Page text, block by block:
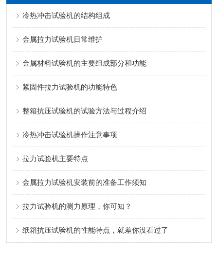
冷热冲击试验机的结构组成
金属拉力试验机日常维护
金属材料试验机的主要组成部分和功能
紧固件拉力试验机的功能特色
整箱抗压试验机的试验方法与过程介绍
冷热冲击试验机操作注意事项
拉力试验机主要特点
金属拉力试验机安装前的准备工作须知
拉力试验机的测力原理，你可知？
纸箱抗压试验机的性能特点，就差你没看过了